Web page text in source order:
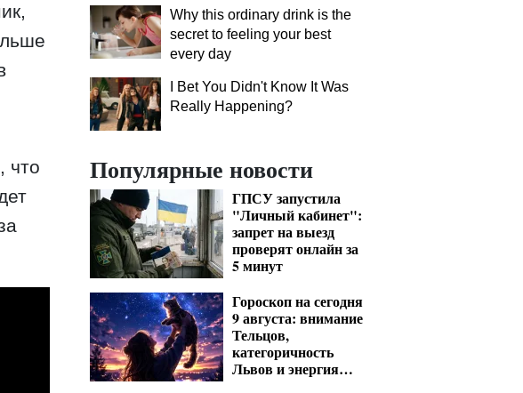
что
Why this ordinary drink is the
secret to feeling your best
every day
I Bet You Didn't Know It Was
Really Happening?
Популярные новости
ГПСУ запустила
"Личный кабинет":
запрет на выезд
проверят онлайн за
5 минут
Гороскоп на сегодня
9 августа: внимание
Тельцов,
категоричность
Львов и энергия